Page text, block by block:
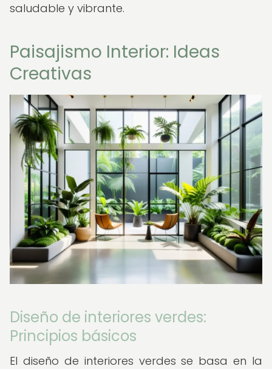
saludable y vibrante.
Paisajismo Interior: Ideas
Creativas
Diseño de interiores verdes:
Principios básicos
El diseño de interiores verdes se basa en la